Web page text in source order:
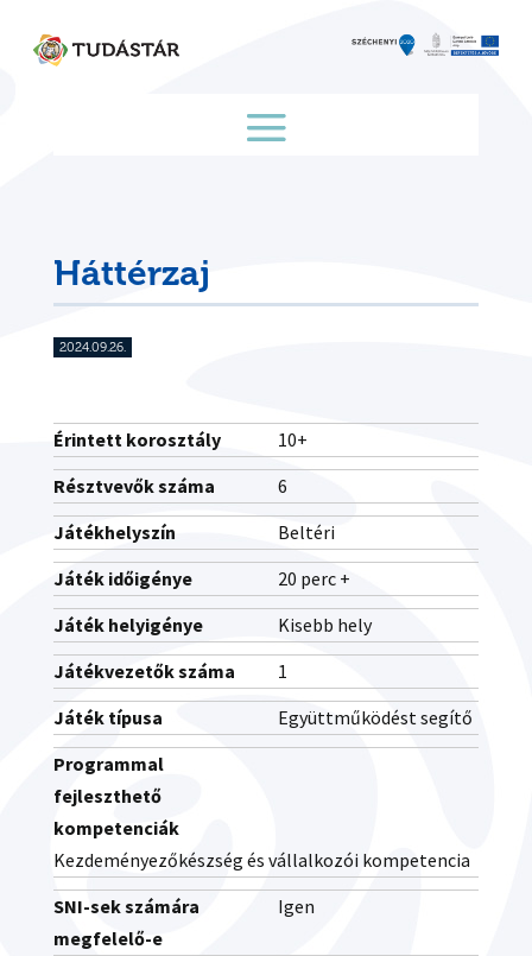
content
Háttérzaj
2024.09.26.
Érintett korosztály
10+
Résztvevők száma
6
Játékhelyszín
Beltéri
Játék időigénye
20 perc +
Játék helyigénye
Kisebb hely
Játékvezetők száma
1
Játék típusa
Együttműködést segítő
Programmal
fejleszthető
kompetenciák
Kezdeményezőkészség és vállalkozói kompetencia
SNI-sek számára
megfelelő-e
Igen